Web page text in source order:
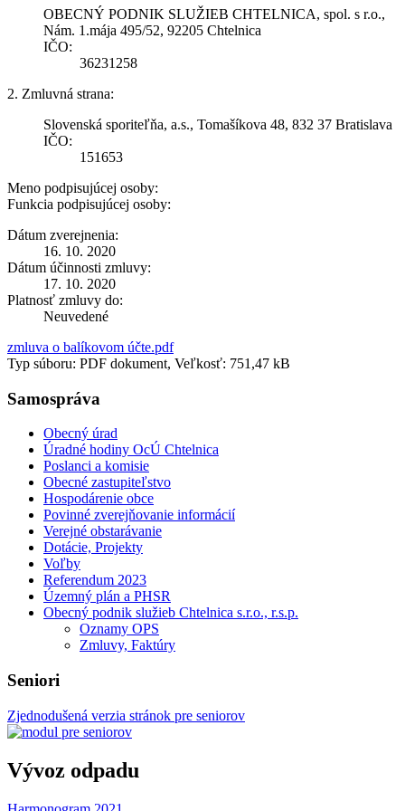
OBECNÝ PODNIK SLUŽIEB CHTELNICA, spol. s r.o.,
Nám. 1.mája 495/52, 92205 Chtelnica
IČO:
36231258
2. Zmluvná strana:
Slovenská sporiteľňa, a.s., Tomašíkova 48, 832 37 Bratislava
IČO:
151653
Meno podpisujúcej osoby:
Funkcia podpisujúcej osoby:
Dátum zverejnenia:
16. 10. 2020
Dátum účinnosti zmluvy:
17. 10. 2020
Platnosť zmluvy do:
Neuvedené
zmluva o balíkovom účte.pdf
Typ súboru: PDF dokument, Veľkosť: 751,47 kB
Samospráva
Obecný úrad
Úradné hodiny OcÚ Chtelnica
Poslanci a komisie
Obecné zastupiteľstvo
Hospodárenie obce
Povinné zverejňovanie informácií
Verejné obstarávanie
Dotácie, Projekty
Voľby
Referendum 2023
Územný plán a PHSR
Obecný podnik služieb Chtelnica s.r.o., r.s.p.
Oznamy OPS
Zmluvy, Faktúry
Seniori
Zjednodušená verzia stránok pre seniorov
Vývoz odpadu